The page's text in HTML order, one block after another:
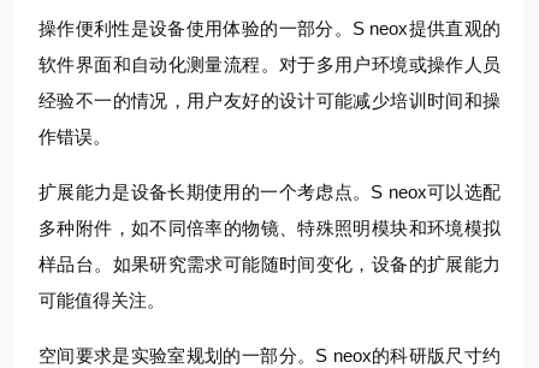
操作便利性是设备使用体验的一部分。S neox提供直观的
软件界面和自动化测量流程。对于多用户环境或操作人员
经验不一的情况，用户友好的设计可能减少培训时间和操
作错误。
扩展能力是设备长期使用的一个考虑点。S neox可以选配
多种附件，如不同倍率的物镜、特殊照明模块和环境模拟
样品台。如果研究需求可能随时间变化，设备的扩展能力
可能值得关注。
空间要求是实验室规划的一部分。S neox的科研版尺寸约